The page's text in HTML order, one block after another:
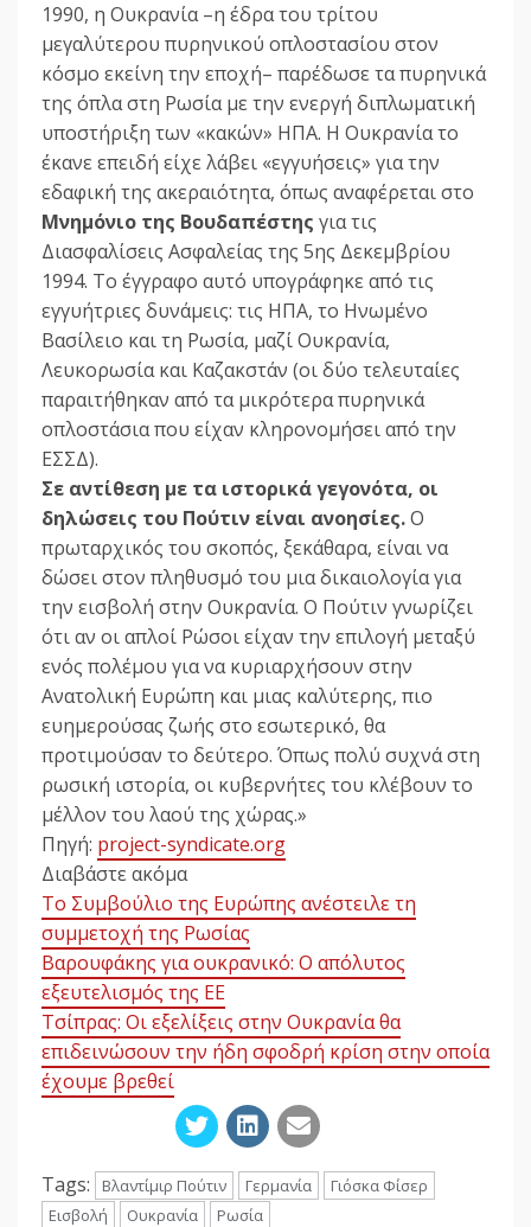
1990, η Ουκρανία –η έδρα του τρίτου
μεγαλύτερου πυρηνικού οπλοστασίου στον
κόσμο εκείνη την εποχή– παρέδωσε τα πυρηνικά
της όπλα στη Ρωσία με την ενεργή διπλωματική
υποστήριξη των «κακών» ΗΠΑ. Η Ουκρανία το
έκανε επειδή είχε λάβει «εγγυήσεις» για την
εδαφική της ακεραιότητα, όπως αναφέρεται στο
Μνημόνιο της Βουδαπέστης για τις
Διασφαλίσεις Ασφαλείας της 5ης Δεκεμβρίου
1994. Το έγγραφο αυτό υπογράφηκε από τις
εγγυήτριες δυνάμεις: τις ΗΠΑ, το Ηνωμένο
Βασίλειο και τη Ρωσία, μαζί Ουκρανία,
Λευκορωσία και Καζακστάν (οι δύο τελευταίες
παραιτήθηκαν από τα μικρότερα πυρηνικά
οπλοστάσια που είχαν κληρονομήσει από την
ΕΣΣΔ).
Σε αντίθεση με τα ιστορικά γεγονότα, οι
δηλώσεις του Πούτιν είναι ανοησίες.Ο
πρωταρχικός του σκοπός, ξεκάθαρα, είναι να
δώσει στον πληθυσμό του μια δικαιολογία για
την εισβολή στην Ουκρανία. Ο Πούτιν γνωρίζει
ότι αν οι απλοί Ρώσοι είχαν την επιλογή μεταξύ
ενός πολέμου για να κυριαρχήσουν στην
Ανατολική Ευρώπη και μιας καλύτερης, πιο
ευημερούσας ζωής στο εσωτερικό, θα
προτιμούσαν το δεύτερο. Όπως πολύ συχνά στη
ρωσική ιστορία, οι κυβερνήτες του κλέβουν το
μέλλον του λαού της χώρας.»
Πηγή: project-syndicate.org
Διαβάστε ακόμα
Το Συμβούλιο της Ευρώπης ανέστειλε τη
συμμετοχή της Ρωσίας
Βαρουφάκης για ουκρανικό: Ο απόλυτος
εξευτελισμός της ΕΕ
Τσίπρας: Οι εξελίξεις στην Ουκρανία θα
επιδεινώσουν την ήδη σφοδρή κρίση στην οποία
έχουμε βρεθεί
Tags: Βλαντίμιρ Πούτιν Γερμανία
Γιόσκα Φίσερ
Εισβολή
Ουκρανία Ρωσία